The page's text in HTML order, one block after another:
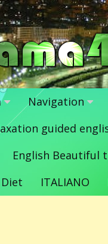
Navigation
guided
English Beautiful
Diet ITALIANO